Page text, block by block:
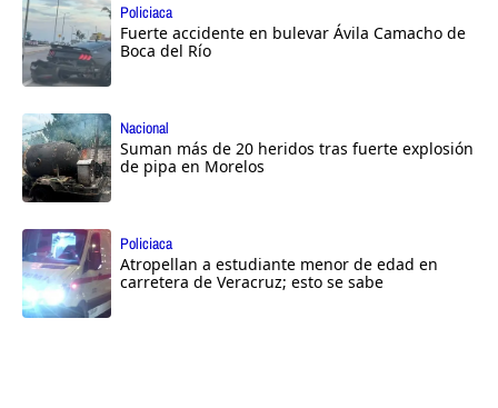
Policiaca
Fuerte accidente en bulevar Ávila Camacho de
Boca del Río
Nacional
Suman más de 20 heridos tras fuerte explosión
de pipa en Morelos
Policiaca
Atropellan a estudiante menor de edad en
carretera de Veracruz; esto se sabe